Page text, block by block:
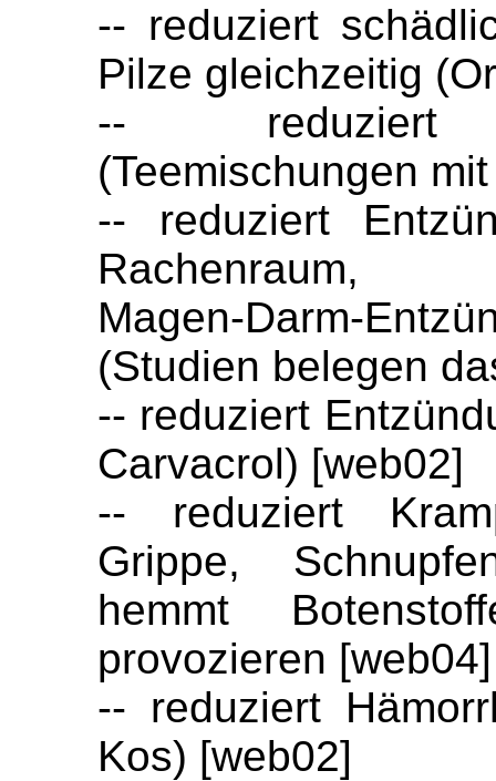
-- reduziert
Pilze gleichzeitig
-- reduziert
(Teemischungen
-- reduziert
Rachenraum,
Magen-Darm-
(Studien belegen
-- reduziert
Carvacrol) [web02]
-- reduziert
Grippe,
hemmt
provozieren [web04]
-- reduziert
Kos) [web02]